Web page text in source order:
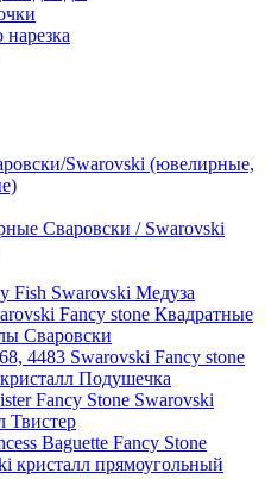
Swarovski (ювелирные,
Сваровски / Swarovski
Fish Swarovski Медуза
Fancy stone Квадратные
Сваровски
4483 Swarovski Fancy stone
Подушечка
Fancy Stone Swarovski
Твистер
Baguette Fancy Stone
кристалл прямоугольный